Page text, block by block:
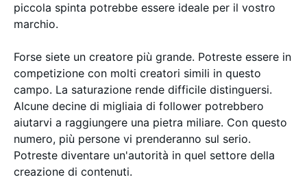
piccola spinta potrebbe essere ideale per il vostro
marchio.
Forse siete un creatore più grande. Potreste essere in
competizione con molti creatori simili in questo
campo. La saturazione rende difficile distinguersi.
Alcune decine di migliaia di follower potrebbero
aiutarvi a raggiungere una pietra miliare. Con questo
numero, più persone vi prenderanno sul serio.
Potreste diventare un'autorità in quel settore della
creazione di contenuti.